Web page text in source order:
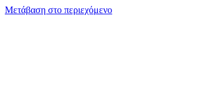
Μετάβαση στο περιεχόμενο